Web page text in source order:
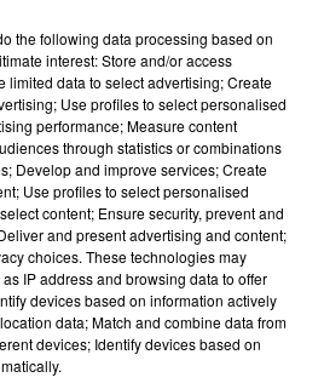
(H/F)
assurera la gestion de
soutien aux différents services:
et archivage de dossiers.
the following data processing based on
interest: Store and/or access
limited data to select advertising; Create
Use profiles to select personalised
performance; Measure content
through statistics or combinations
Develop and improve services; Create
Use profiles to select personalised
content; Ensure security, prevent and
and present advertising and content;
choices. These technologies may
IP address and browsing data to offer
devices based on information actively
data; Match and combine data from
devices; Identify devices based on